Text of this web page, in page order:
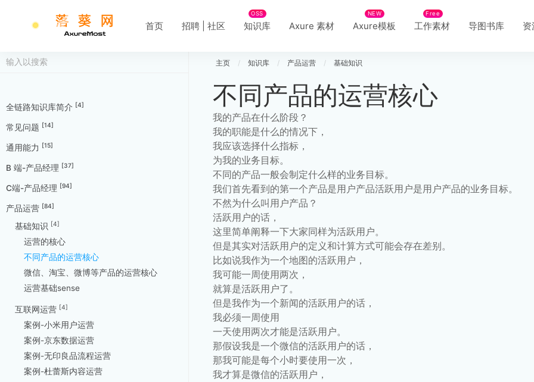
首页 招聘 | 社区 知识库
OSS
Axure 素材 Axure模板
NEW
工作素材
Free
导图书库 资
全链路知识库简介 [4]
常见问题 [14]
通用能力 [15]
B 端-产品经理 [37]
C端-产品经理 [94]
产品运营 [84]
基础知识 [4]
运营的核心
不同产品的运营核心
微信、淘宝、微博等产品的运营核心
运营基础sense
互联网运营 [4]
案例-小米用户运营
案例-京东数据运营
案例-无印良品流程运营
案例-杜蕾斯内容运营
主页 / 知识库 / 产品运营 / 基础知识
不同产品的运营核心
我的产品在什么阶段？
我的职能是什么的情况下，
我应该选择什么指标，
为我的业务目标。
不同的产品一般会制定什么样的业务目标。
我们首先看到的第一个产品是用户产品活跃用户是用户产品的业务目标。
不然为什么叫用户产品？
活跃用户的话，
这里简单阐释一下大家同样为活跃用户。
但是其实对活跃用户的定义和计算方式可能会存在差别。
比如说我作为一个地图的活跃用户，
我可能一周使用两次，
就算是活跃用户了。
但是我作为一个新闻的活跃用户的话，
我必须一周使用
一天使用两次才能是活跃用户。
那假设我是一个微信的活跃用户的话，
那我可能是每个小时要使用一次，
我才算是微信的活跃用户，